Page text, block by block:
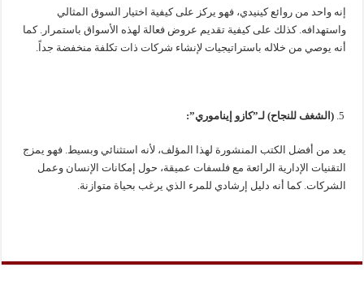
إنه واحد من روائع كينيدي، فهو يركز على كيفية اختيار السوق المثالي
واستهدافه. كذلك على كيفية تقديم عروض فعالة لهذه الأسواق باستمرار. كما
أنه يوصي من خلاله باستراتيجيات لإنشاء شركات ذات تكلفة منخفضة جداً.
(الشغف للنجاح) لـ”كازو إيناموري”:
يعد من أفضل الكتب المنشورة لهذا المؤلف، لأنه استثنائي وبسيط. فهو يمزج
التقنيات الإدارية الرائعة مع فلسفات عميقة، حول إمكانات الإنسان وعمل
الشركات. كما أنه دليل إرشادي للمرء الذي يرغب بحياة متوازنة.